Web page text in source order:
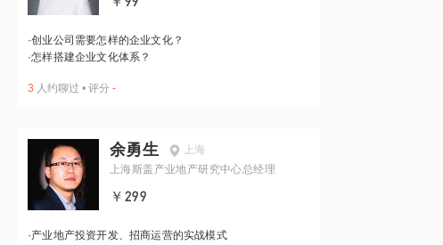
·创业公司需要怎样的企业文化？
·怎样搭建企业文化体系？
3 人约聊过 • 评分 -
余勇生
上海
上海斯盖产业地产研究中心总经理
￥299
·产业地产投资开发、招商运营的实战模式